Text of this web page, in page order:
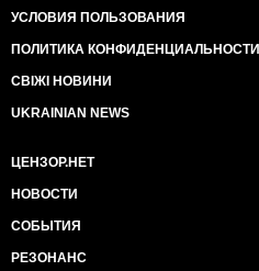
УСЛОВИЯ ПОЛЬЗОВАНИЯ
ПОЛИТИКА КОНФИДЕНЦИАЛЬНОСТИ
СВІЖІ НОВИНИ
UKRAINIAN NEWS
ЦЕНЗОР.НЕТ
НОВОСТИ
СОБЫТИЯ
РЕЗОНАНС